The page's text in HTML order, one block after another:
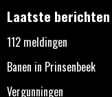
Laatste berichten
112 meldingen
Banen in Prinsenbeek
Vergunningen